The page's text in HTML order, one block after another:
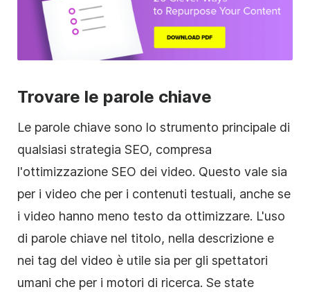
Trovare le parole chiave
Le parole chiave sono lo strumento principale di
qualsiasi strategia SEO, compresa
l'ottimizzazione SEO dei video. Questo vale sia
per i video che per i contenuti testuali, anche se
i video hanno meno testo da ottimizzare. L'uso
di parole chiave nel titolo, nella descrizione e
nei tag del video è utile sia per gli spettatori
umani che per i motori di ricerca. Se state